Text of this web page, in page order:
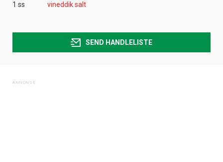
1 ss
vineddik salt
SEND HANDLELISTE